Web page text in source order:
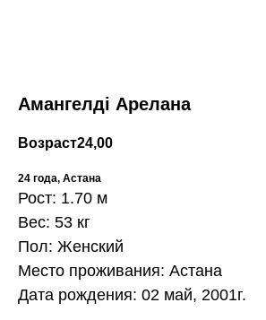
Амангелді Арелана
Возраст24,00
24 года, Астана
Рост: 1.70 м
Вес: 53 кг
Пол: Женский
Место проживания: Астана
Дата рождения: 02 май, 2001г.